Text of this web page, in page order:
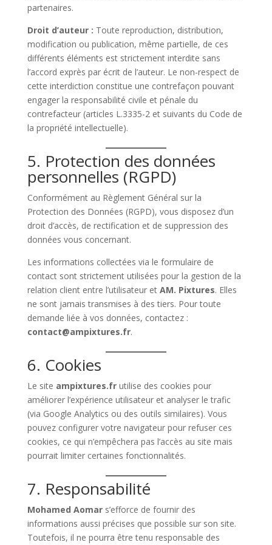
partenaires.
Droit d’auteur : Toute reproduction, distribution,
modification ou publication, même partielle, de ces
différents éléments est strictement interdite sans
l’accord exprès par écrit de l’auteur. Le non-respect de
cette interdiction constitue une contrefaçon pouvant
engager la responsabilité civile et pénale du
contrefacteur (articles L.3335-2 et suivants du Code de
la propriété intellectuelle).
5. Protection des données
personnelles (RGPD)
Conformément au Règlement Général sur la
Protection des Données (RGPD), vous disposez d’un
droit d’accès, de rectification et de suppression des
données vous concernant.
Les informations collectées via le formulaire de
contact sont strictement utilisées pour la gestion de la
relation client entre l’utilisateur et AM. Pixtures. Elles
ne sont jamais transmises à des tiers. Pour toute
demande liée à vos données, contactez :
contact@ampixtures.fr.
6. Cookies
Le site ampixtures.frutilise des cookies pour
améliorer l’expérience utilisateur et analyser le trafic
(via Google Analytics ou des outils similaires). Vous
pouvez configurer votre navigateur pour refuser ces
cookies, ce qui n’empêchera pas l’accès au site mais
pourrait limiter certaines fonctionnalités.
7. Responsabilité
Mohamed Aomars’efforce de fournir des
informations aussi précises que possible sur son site.
Toutefois, il ne pourra être tenu responsable des